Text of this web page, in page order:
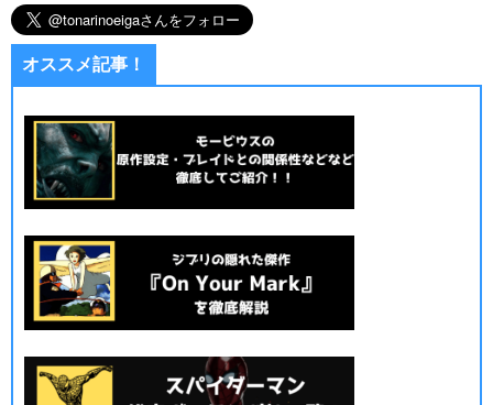
オススメ記事！